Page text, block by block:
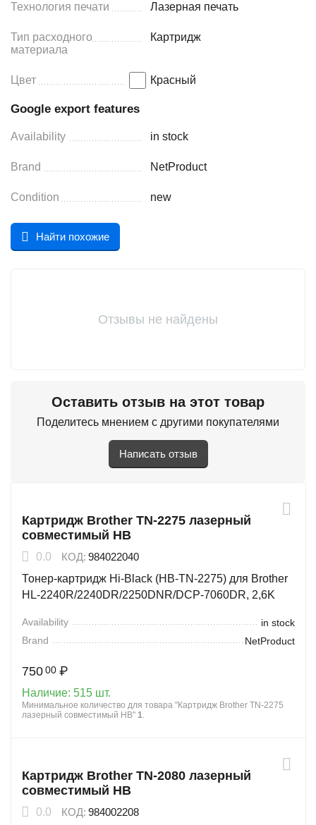
Технология печати Лазерная печать
Тип расходного
материала
Картридж
Цвет Красный
Google export features
Availability in stock
Brand NetProduct
Condition new
Найти похожие
Отзывы не найдены
Оставить отзыв на этот товар
Поделитесь мнением с другими покупателями
Написать отзыв
Картридж Brother TN-2275 лазерный
совместимый HB
0.0 КОД: 984022040
Тонер-картридж Hi-Black (HB-TN-2275) для Brother
HL-2240R/2240DR/2250DNR/DCP-7060DR, 2,6K
Availability
in stock
Brand
NetProduct
750 00 ₽
Наличие: 515 шт.
Минимальное количество для товара "Картридж Brother TN-2275
лазерный совместимый HB" 1.
Картридж Brother TN-2080 лазерный
совместимый HB
0.0 КОД: 984002208